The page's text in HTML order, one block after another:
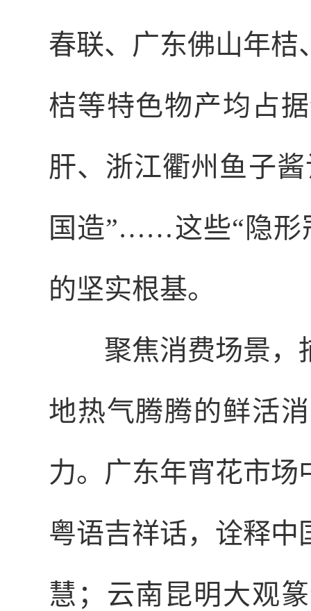
春联、广东佛山年桔
桔等特色物产均占
肝、浙江衢州鱼子
国造”……这些“隐形
的坚实根基。
聚焦消费场景，
地热气腾腾的鲜活
力。广东年宵花市
粤语吉祥话，诠释
慧；云南昆明大观